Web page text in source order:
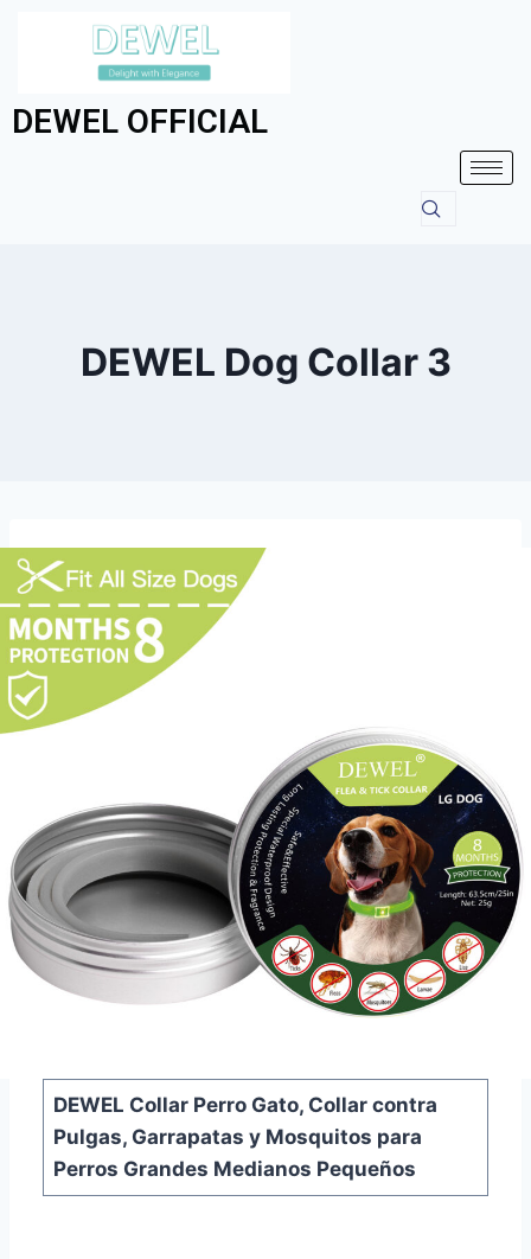
DEWEL OFFICIAL
DEWEL Dog Collar 3
DEWEL Collar Perro Gato, Collar contra
Pulgas, Garrapatas y Mosquitos para
Perros Grandes Medianos Pequeños